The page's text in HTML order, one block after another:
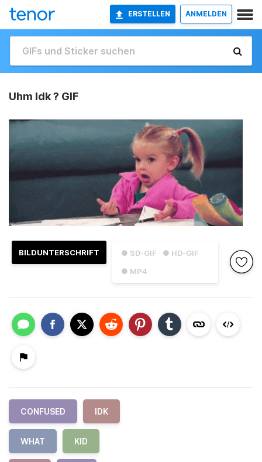
ERSTELLEN ANMELDEN
Uhm Idk ? GIF
● SD-GIF
● HD-GIF
● MP4
BILDUNTERSCHRIFT
CONFUSED IDK
WHAT KID